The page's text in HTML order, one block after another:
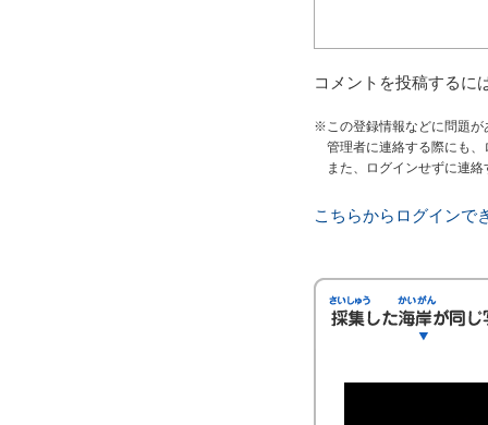
コメントを投稿するに
※この登録情報などに問題が
管理者に連絡する際にも、
また、ログインせずに連絡
こちらからログインで